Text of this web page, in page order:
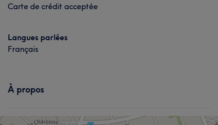
Carte de crédit acceptée
Langues parlées
Français
À propos